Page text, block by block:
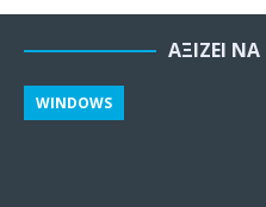
ΑΞΊΖΕΙ
WINDOWS